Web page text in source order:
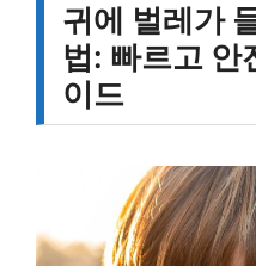
귀에 벌레가
법: 빠르고 안
이드